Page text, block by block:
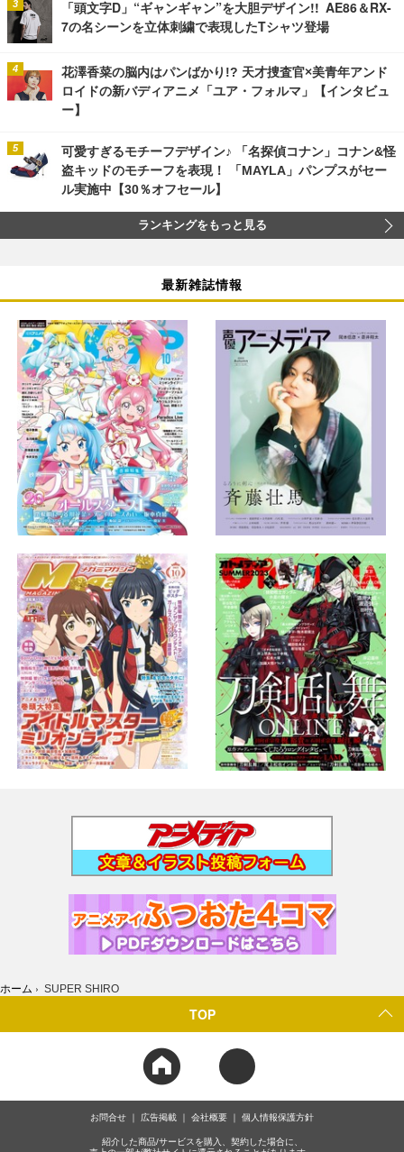
「頭文字D」“ギャンギャン”を大胆デザイン!! AE86＆RX-
7の名シーンを立体刺繍で表現したTシャツ登場
花澤香菜の脳内はパンばかり!? 天才捜査官×美青年アンド
ロイドの新バディアニメ「ユア・フォルマ」【インタビュ
ー】
可愛すぎるモチーフデザイン♪ 「名探偵コナン」コナン&怪
盗キッドのモチーフを表現！ 「MAYLA」パンプスがセー
ル実施中【30％オフセール】
ランキングをもっと見る
最新雑誌情報
ホーム › SUPER SHIRO
TOP
お問合せ 広告掲載 会社概要 個人情報保護方針
紹介した商品/サービスを購入、契約した場合に、